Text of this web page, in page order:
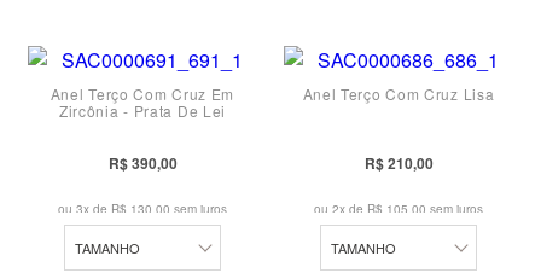
23
24
Anel Terço Com Cruz Em
Zircônia - Prata De Lei
R$ 390,00
ou 3x de R$ 130,00 sem juros
TAMANHO
16
18
24
Anel Terço Com Cruz Lisa
R$ 210,00
ou 2x de R$ 105,00 sem juros
TAMANHO
16
22